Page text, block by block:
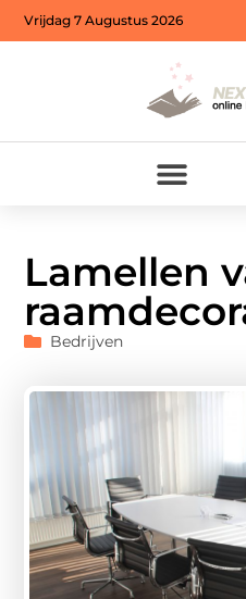
Vrijdag 7 Augustus 2026
Lamellen
Bedrijven